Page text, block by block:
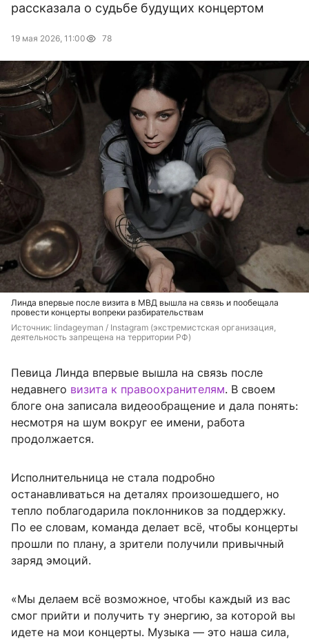
рассказала о судьбе будущих концертом
19 мая 2026, 11:00 78
Линда впервые после визита в МВД вышла на связь и пообещала
провести концерты вопреки разбирательствам
Источник: lindageyman / Instagram (экстремистская организация,
деятельность запрещена на территории РФ)
Певица Линда впервые вышла на связь после
недавнего визита к правоохранителям. В своем
блоге она записала видеообращение и дала понять:
несмотря на шум вокруг ее имени, работа
продолжается.
Исполнительница не стала подробно
останавливаться на деталях произошедшего, но
тепло поблагодарила поклонников за поддержку.
По ее словам, команда делает всё, чтобы концерты
прошли по плану, а зрители получили привычный
заряд эмоций.
«Мы делаем всё возможное, чтобы каждый из вас
смог прийти и получить ту энергию, за которой вы
идете на мои концерты. Музыка — это наша сила,